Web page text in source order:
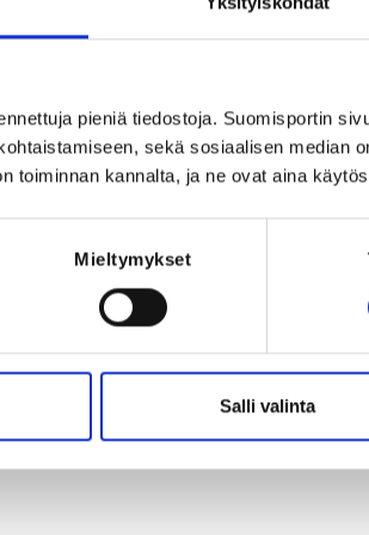
pieniä tiedostoja. Suomisportin
sekä sosiaalisen median
toiminnan kannalta, ja ne ovat aina
Mieltymykset
Salli valinta
kaikentasoiset luistelijat - jokainen
sekä tutustutaan asteittain
täynnä liikunnan iloa, rohkeutta,
tärkeintä on hauskanpito ja uusien
yhdessä tyttökiekosta iso juttu